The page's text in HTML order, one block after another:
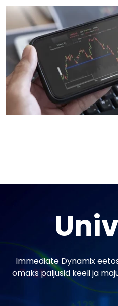
Immediate Dynamix
omaks paljusid keeli ja